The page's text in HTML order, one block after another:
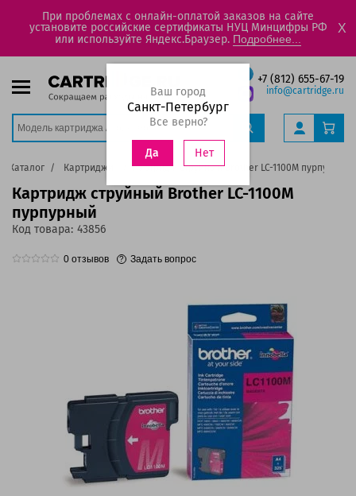
При проблемах с онлайн-оплатой заказов на сайте
установите российские сертификаты НУЦ Минцифры РФ
или используйте Яндекс.Браузер. Подробнее...
X
+7 (812) 655-67-19
info@cartridge.ru
Ваш город
Санкт-Петербург
Все верно?
Да Нет
Каталог Картриджи Картридж струйный Brother LC-1100M пурпурный
Картридж струйный Brother LC-1100M
пурпурный
Код товара: 43856
0 отзывов Задать вопрос